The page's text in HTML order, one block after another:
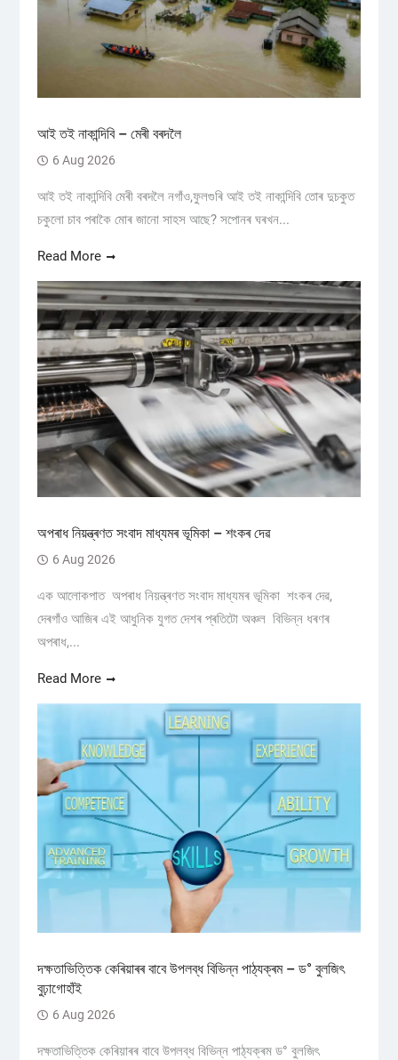
আই তই নাকান্দিবি – মেৰী বৰদলৈ
6 Aug 2026
আই তই নাকান্দিবি মেৰী বৰদলৈ নগাঁও,ফুলগুৰি আই তই নাকান্দিবি তোৰ দুচকুত
চকুলো চাব পৰাকৈ মোৰ জানো সাহস আছে? সপোনৰ ঘৰখন...
Read More
অপৰাধ নিয়ন্ত্ৰণত সংবাদ মাধ্যমৰ ভূমিকা – শংকৰ দেৱ
6 Aug 2026
এক আলোকপাত অপৰাধ নিয়ন্ত্ৰণত সংবাদ মাধ্যমৰ ভূমিকা শংকৰ দেৱ,
দেৰগাঁও আজিৰ এই আধুনিক যুগত দেশৰ প্ৰতিটো অঞ্চল বিভিন্ন ধৰণৰ
অপৰাধ,...
Read More
দক্ষতাভিত্তিক কেৰিয়াৰৰ বাবে উপলব্ধ বিভিন্ন পাঠ্যক্ৰম – ড° বুলজিৎ
বুঢ়াগোহাঁই
6 Aug 2026
দক্ষতাভিত্তিক কেৰিয়াৰৰ বাবে উপলব্ধ বিভিন্ন পাঠ্যক্ৰম ড° বুলজিৎ